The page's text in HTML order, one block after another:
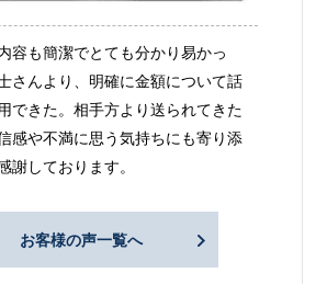
容も簡潔でとても分かり易かっ
さんより、明確に金額について話
できた。相手方より送られてきた
感や不満に思う気持ちにも寄り添
謝しております。
お客様の声一覧へ